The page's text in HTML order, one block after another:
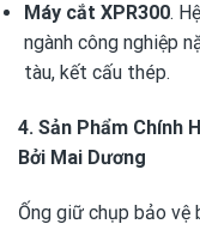
Máy cắt XPR300.
ngành công nghiệp
tàu, kết cấu thép.
4. Sản Phẩm Chính
Bởi Mai Dương
Ống giữ chụp bảo